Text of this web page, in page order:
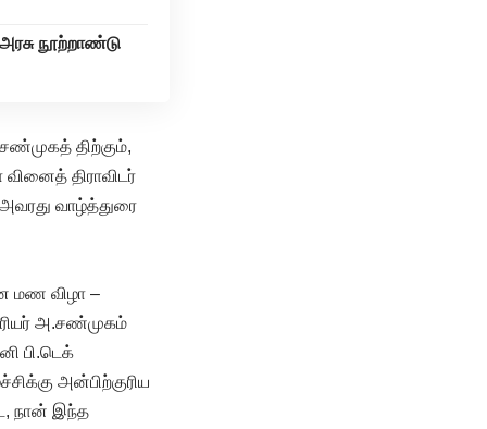
நூற்றாண்டு
திற்கும்,
திராவிடர்
வாழ்த்துரை
மண விழா –
அ.சண்முகம்
பி.டெக்
அன்பிற்குரிய
நான் இந்த